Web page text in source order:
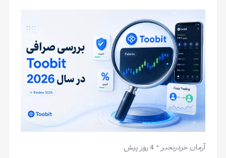
آرمان خردرنجبر 4 روز پیش